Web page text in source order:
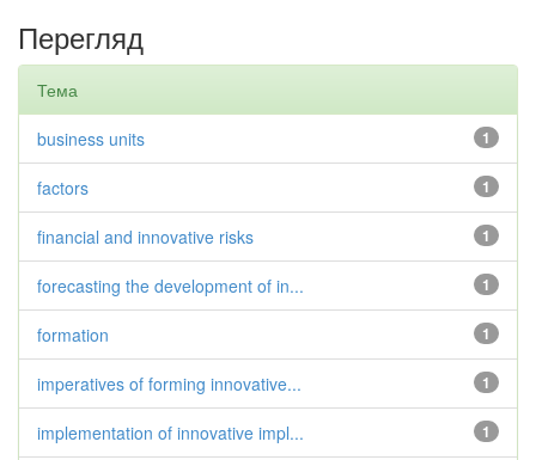
Перегляд
Тема
1
business units
1
factors
1
financial and innovative risks
1
forecasting the development of in...
1
formation
1
imperatives of forming innovative...
1
implementation of innovative impl...